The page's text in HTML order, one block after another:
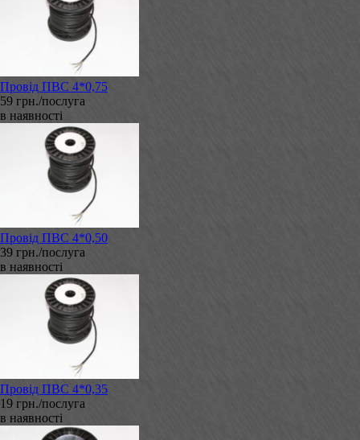
Провід ПВС 4*0,75
59 грн./послуга
в наявності
Провід ПВС 4*0,50
39 грн./послуга
в наявності
Провід ПВС 4*0,35
19 грн./послуга
в наявності